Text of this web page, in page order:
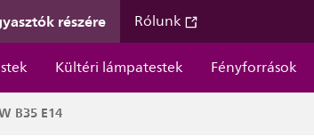
részére Rólunk
Kültéri lámpatestek Fényforrások
B35 E14